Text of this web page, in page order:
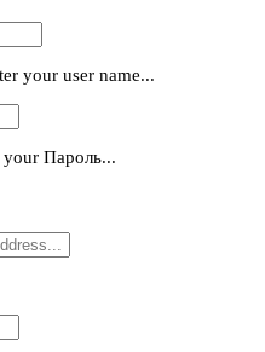
your user name...
Пароль...